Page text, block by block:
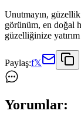
Unutmayın,
görünüm, en doğal
güzelliğinize
Paylaş:f𝕏
Yorumlar: